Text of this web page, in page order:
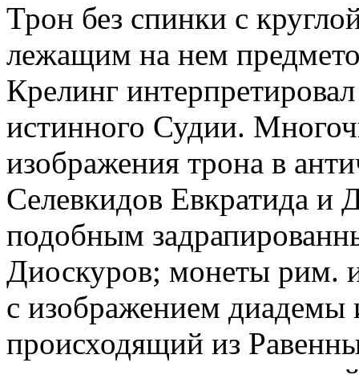
Трон без спинки с
лежащим на нем
Крелинг
истинного Судии.
изображения трона в
Селевкидов Евкратида и
подобным
Диоскуров; монеты рим.
с изображением диадемы
происходящий из